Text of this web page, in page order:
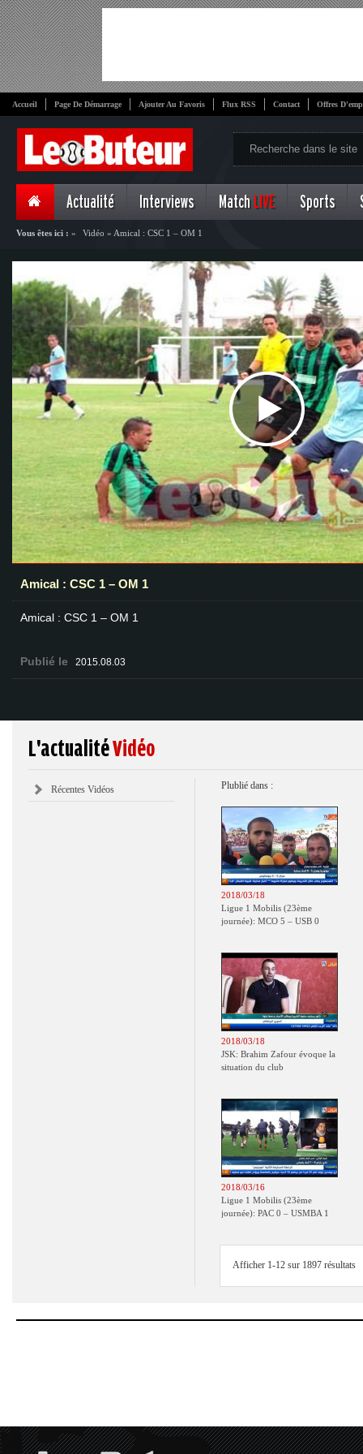
Accueil Page De Démarrage Ajouter Au Favoris Flux RSS Contact Offres
Actualité Interviews Match LIVE Sports
Vous êtes ici : » Vidéo » Amical : CSC 1 – OM 1
Amical : CSC 1 – OM 1
Amical : CSC 1 – OM 1
Publié le 2015.08.03
L'actualitéVidéo
Récentes Vidéos Plublié dans :
2018/03/18
Ligue 1 Mobilis (23ème
journée): MCO 5 – USB 0
2018/03/18
JSK: Brahim Zafour évoque la
situation du club
2018/03/16
Ligue 1 Mobilis (23ème
journée): PAC 0 – USMBA 1
Afficher 1-12 sur 1897 résultats